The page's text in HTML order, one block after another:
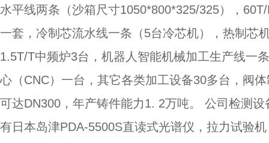
水平线两条（沙箱尺寸1050*800*325/325），
一套，冷制芯流水线一条（5台冷芯机），热制芯
1.5T/T中频炉3台，机器人智能机械加工生产线一
心（CNC）一台，其它各类加工设备30多台，阀
可达DN300，年产铸件能力1. 2万吨。 公司检测设
有日本岛津PDA-5500S直读式光谱仪，拉力试验